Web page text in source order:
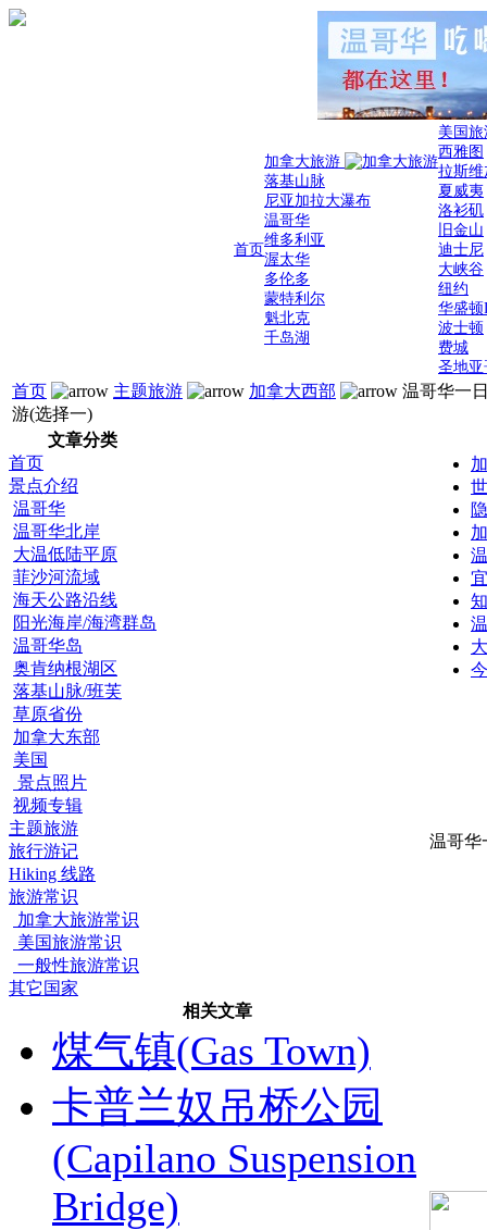
首页
加拿大旅游
落基山脉
尼亚加拉大瀑布
温哥华
维多利亚
渥太华
多伦多
蒙特利尔
魁北克
千岛湖
美国
西雅图
拉斯维
夏威夷
洛衫矶
旧金山
迪士尼
大峡谷
纽约
华盛顿
波士顿
费城
圣地亚
首页 主题旅游 加拿大西部
温哥华一
游(选择一)
文章分类
首页
景点介绍
温哥华
温哥华北岸
大温低陆平原
菲沙河流域
海天公路沿线
阳光海岸/海湾群岛
温哥华岛
奥肯纳根湖区
落基山脉/班芙
草原省份
加拿大东部
美国
景点照片
视频专辑
主题旅游
旅行游记
Hiking 线路
旅游常识
加拿大旅游常识
美国旅游常识
一般性旅游常识
其它国家
相关文章
煤气镇(Gas Town)
卡普兰奴吊桥公园
(Capilano Suspension
Bridge)
温哥华